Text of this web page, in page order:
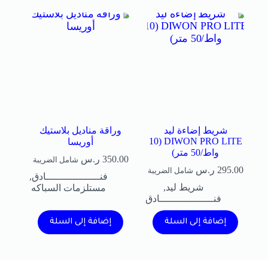
شريط إضاءة ليد
DIWON PRO LITE (10
واط/50 متر)
295.00 ر.س شامل الضريبة
شريط ليد,
فنــــــــــــــــــادق
إضافة إلى السلة
وراقة مناديل بلاستيك
أوريسا
350.00 ر.س شامل الضريبة
فنــــــــــــــــــادق,
مستلزمات السباكه
إضافة إلى السلة